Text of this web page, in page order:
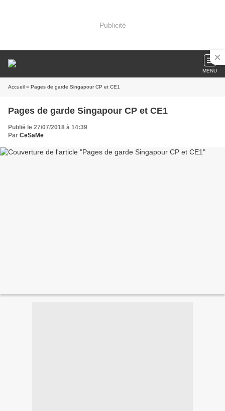
Publicité
MENU
Accueil » Pages de garde Singapour CP et CE1
Pages de garde Singapour CP et CE1
Publié le 27/07/2018 à 14:39
Par CeSaMe